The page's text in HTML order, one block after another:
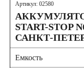
Артикул: 02580
START-STOP
САНКТ-
Емкость